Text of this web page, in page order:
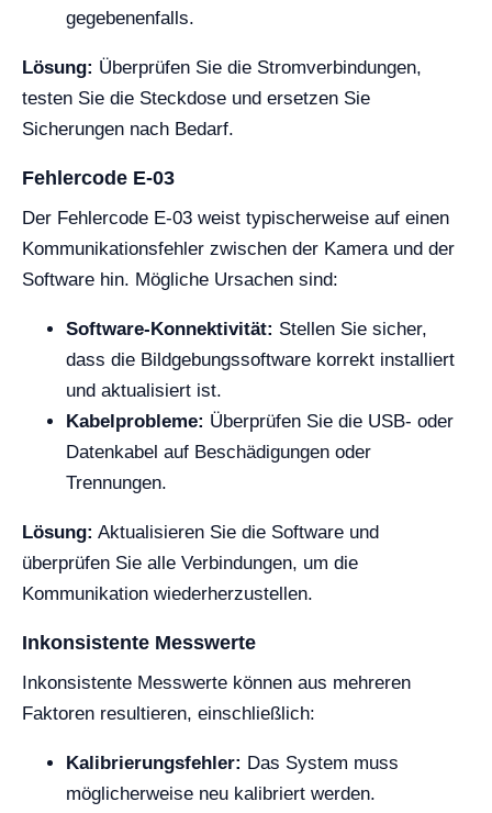
gegebenenfalls.
Lösung: Überprüfen Sie die Stromverbindungen,
testen Sie die Steckdose und ersetzen Sie
Sicherungen nach Bedarf.
Fehlercode E-03
Der Fehlercode E-03 weist typischerweise auf einen
Kommunikationsfehler zwischen der Kamera und der
Software hin. Mögliche Ursachen sind:
Software-Konnektivität: Stellen Sie sicher,
dass die Bildgebungssoftware korrekt installiert
und aktualisiert ist.
Kabelprobleme: Überprüfen Sie die USB- oder
Datenkabel auf Beschädigungen oder
Trennungen.
Lösung: Aktualisieren Sie die Software und
überprüfen Sie alle Verbindungen, um die
Kommunikation wiederherzustellen.
Inkonsistente Messwerte
Inkonsistente Messwerte können aus mehreren
Faktoren resultieren, einschließlich:
Kalibrierungsfehler: Das System muss
möglicherweise neu kalibriert werden.